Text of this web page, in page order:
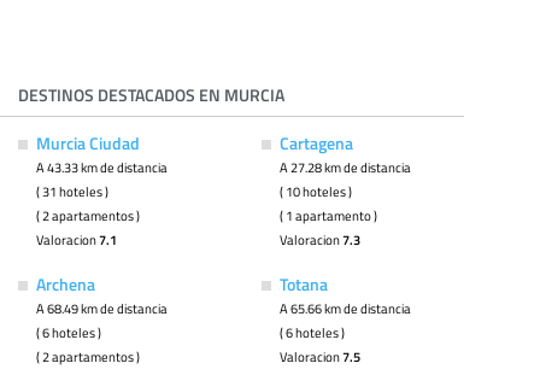
DESTINOS DESTACADOS EN MURCIA
Murcia Ciudad
A 43.33 km de distancia
( 31 hoteles )
( 2 apartamentos )
Valoracion7.1
Cartagena
A 27.28 km de distancia
( 10 hoteles )
( 1 apartamento )
Valoracion7.3
Archena
A 68.49 km de distancia
( 6 hoteles )
( 2 apartamentos )
Totana
A 65.66 km de distancia
( 6 hoteles )
Valoracion7.5